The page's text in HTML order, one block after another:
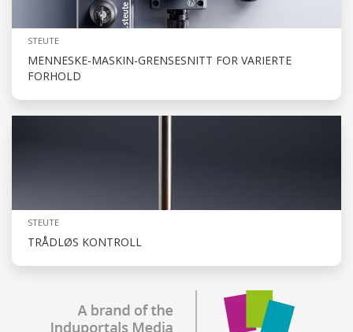
STEUTE
MENNESKE-MASKIN-GRENSESNITT FOR VARIERTE
FORHOLD
STEUTE
TRÅDLØS KONTROLL